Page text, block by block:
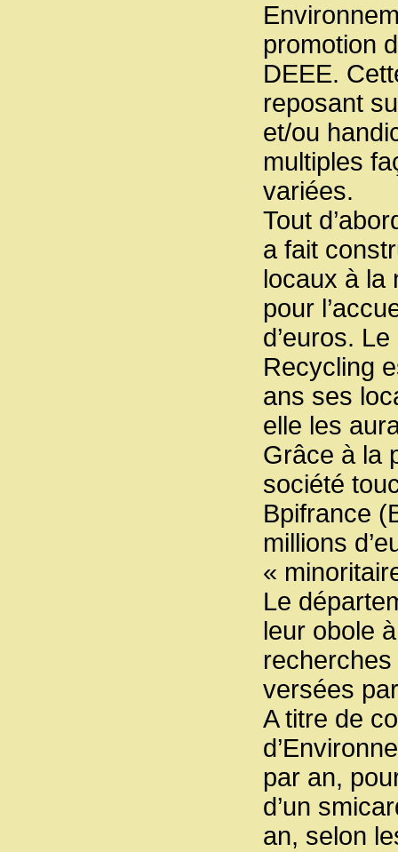
promotion
DEEE.
reposant
et/ou
multiples
variées.
Tout
a fait
locaux à
pour
d’euros.
Recycling
ans ses
elle les
Grâce à la
société
Bpifrance
millions
«
Le
leur obole
versées
A titre de
par an,
d’un
an, selon